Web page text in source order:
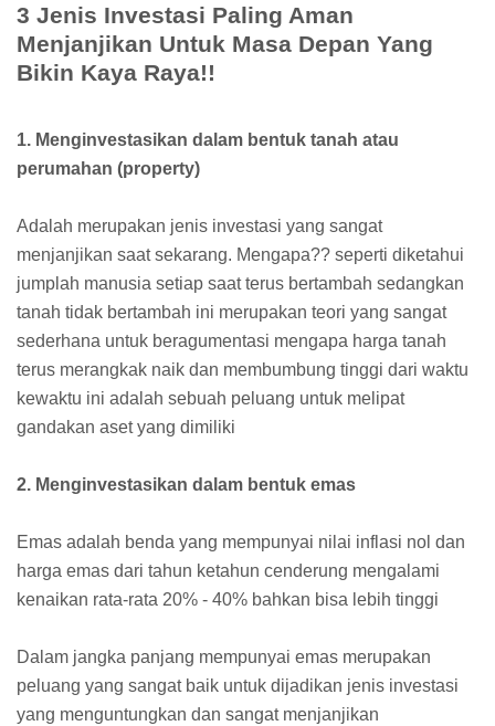
3 Jenis Investasi Paling Aman
Menjanjikan Untuk Masa Depan Yang
Bikin Kaya Raya!!
1. Menginvestasikan dalam bentuk tanah atau
perumahan (property)
Adalah merupakan jenis investasi yang sangat
menjanjikan saat sekarang. Mengapa?? seperti diketahui
jumplah manusia setiap saat terus bertambah sedangkan
tanah tidak bertambah ini merupakan teori yang sangat
sederhana untuk beragumentasi mengapa harga tanah
terus merangkak naik dan membumbung tinggi dari waktu
kewaktu ini adalah sebuah peluang untuk melipat
gandakan aset yang dimiliki
2. Menginvestasikan dalam bentuk emas
Emas adalah benda yang mempunyai nilai inflasi nol dan
harga emas dari tahun ketahun cenderung mengalami
kenaikan rata-rata 20% - 40% bahkan bisa lebih tinggi
Dalam jangka panjang mempunyai emas merupakan
peluang yang sangat baik untuk dijadikan jenis investasi
yang menguntungkan dan sangat menjanjikan